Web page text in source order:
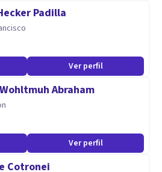
y en español para mujeres
emocional para
su autoestima, comprender
patrones que se repiten en sus
enfoques basados en la evidencia
Padilla
Ver perfil
Abraham
Ver perfil
Cotronei